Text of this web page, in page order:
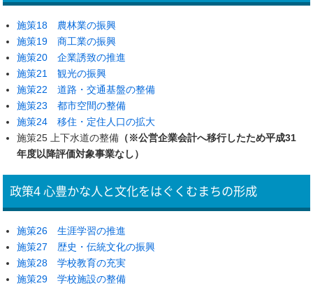
施策18 農林業の振興
施策19 商工業の振興
施策20 企業誘致の推進
施策21 観光の振興
施策22 道路・交通基盤の整備
施策23 都市空間の整備
施策24 移住・定住人口の拡大
施策25 上下水道の整備 （※公営企業会計へ移行したため平成31
年度以降評価対象事業なし）
政策4 心豊かな人と文化をはぐくむまちの形成
施策26 生涯学習の推進
施策27 歴史・伝統文化の振興
施策28 学校教育の充実
施策29 学校施設の整備